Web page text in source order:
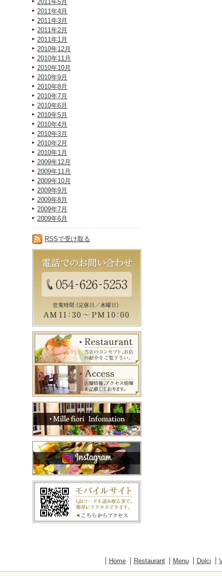
2011年5月
2011年4月
2011年3月
2011年2月
2011年1月
2010年12月
2010年11月
2010年10月
2010年9月
2010年8月
2010年7月
2010年6月
2010年5月
2010年4月
2010年3月
2010年2月
2010年1月
2009年12月
2009年11月
2009年10月
2009年9月
2009年8月
2009年7月
2009年6月
RSSで受け取る
Home Restaurant Menu Dolci